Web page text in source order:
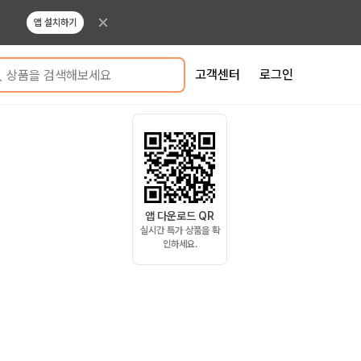
앱 설치하기
상품을 검색해보세요 고객센터 로그인
앱 다운로드 QR
실시간 특가 상품을 확
인하세요.